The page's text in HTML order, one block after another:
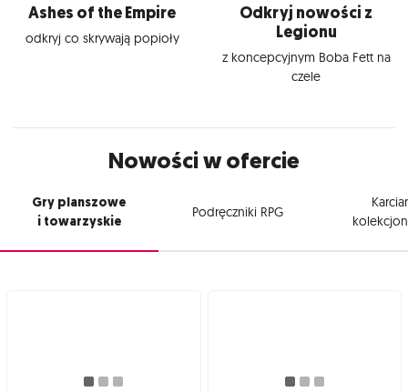
Ashes of the Empire
odkryj co skrywają popioły
Odkryj nowości z
Legionu
z koncepcyjnym Boba Fett na
czele
Nowości w ofercie
Gry planszowe
i towarzyskie
Podręczniki RPG